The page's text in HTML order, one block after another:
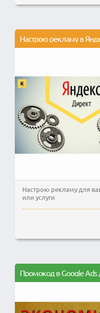
Настрою рекламу для
или услуги